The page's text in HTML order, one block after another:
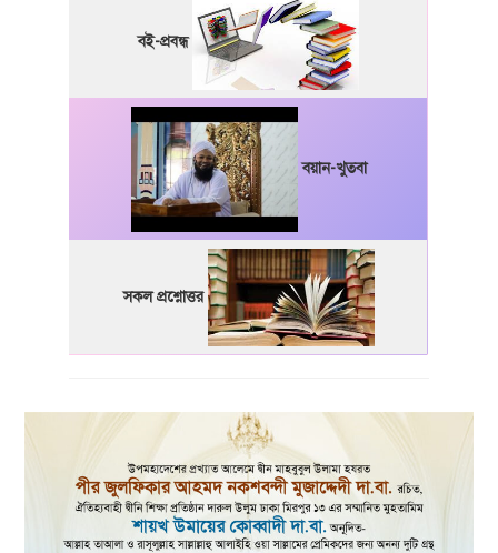
বই-প্রবন্ধ
বয়ান-খুতবা
সকল প্রশ্নোত্তর